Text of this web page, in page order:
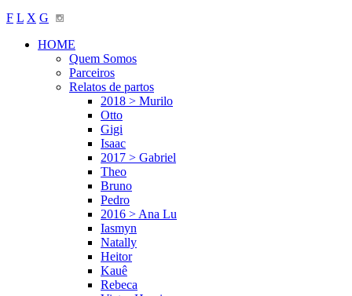
F L X G
HOME
Quem Somos
Parceiros
Relatos de partos
2018 > Murilo
Otto
Gigi
Isaac
2017 > Gabriel
Theo
Bruno
Pedro
2016 > Ana Lu
Iasmyn
Natally
Heitor
Kauê
Rebeca